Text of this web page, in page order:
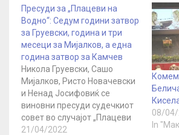
Пресуди за „Плацеви на
Водно“: Седум години затвор
за Груевски, година и три
месеци за Мијалков, а една
година затвор за Камчев
Никола Груевски, Сашо
Мијалков, Ристо Новачевски
и Ненад Јосифовиќ се
виновни пресуди судечкиот
совет во случајот „Плацеви
на Водно“ во кој
21/04/2022
08/
In